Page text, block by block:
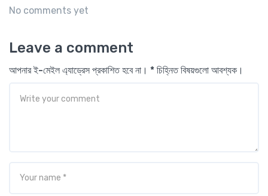
No comments yet
Leave a comment
আপনার ই-মেইল এ্যাড্রেস প্রকাশিত হবে না। * চিহ্নিত বিষয়গুলো আবশ্যক।